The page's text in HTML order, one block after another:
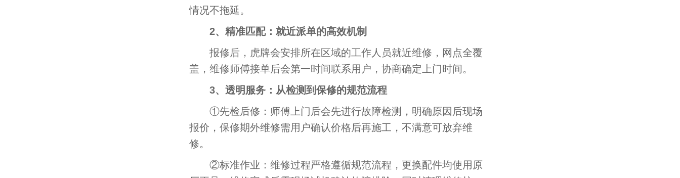
情况不拖延。
2、精准匹配：就近派单的高效机制
报修后，虎牌会安排所在区域的工作人员就近维修，网点全覆
盖，维修师傅接单后会第一时间联系用户，协商确定上门时间。
3、透明服务：从检测到保修的规范流程
①先检后修：师傅上门后会先进行故障检测，明确原因后现场
报价，保修期外维修需用户确认价格后再施工，不满意可放弃维
修。
②标准作业：维修过程严格遵循规范流程，更换配件均使用原